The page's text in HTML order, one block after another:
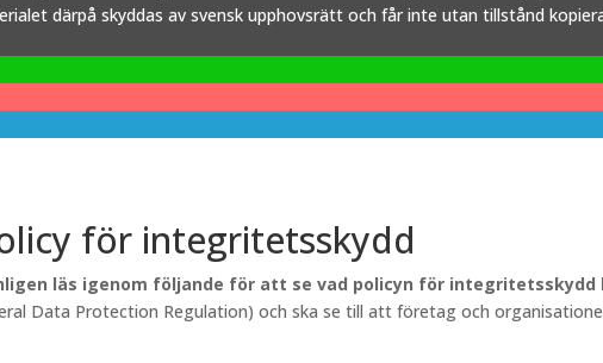
därpå skyddas av svensk upphovsrätt och får inte utan tillstånd
för integritetsskydd
läs igenom följande för att se vad policyn för integritetsskydd
Data Protection Regulation) och ska se till att företag och